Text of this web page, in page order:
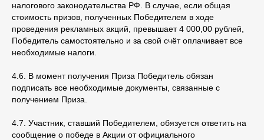
налогового законодательства РФ. В случае, если общая
стоимость призов, полученных Победителем в ходе
проведения рекламных акций, превышает 4 000,00 рублей,
Победитель самостоятельно и за свой счёт оплачивает все
необходимые налоги.
4.6. В момент получения Приза Победитель обязан
подписать все необходимые документы, связанные с
получением Приза.
4.7. Участник, ставший Победителем, обязуется ответить на
сообщение о победе в Акции от официального